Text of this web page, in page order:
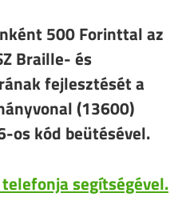
500 Forinttal az
Braille- és
fejlesztését a
(13600)
os kód beütésével.
segítségével.